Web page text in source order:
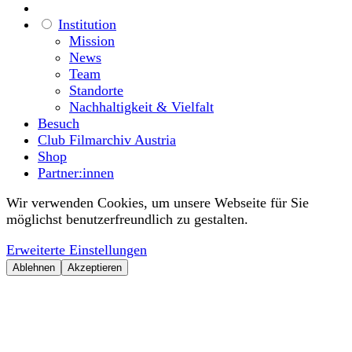
Institution
Mission
News
Team
Standorte
Nachhaltigkeit & Vielfalt
Besuch
Club Filmarchiv Austria
Shop
Partner:innen
Wir verwenden Cookies, um unsere Webseite für Sie
möglichst benutzerfreundlich zu gestalten.
Erweiterte Einstellungen
Ablehnen Akzeptieren